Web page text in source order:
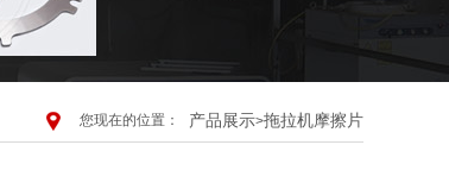
您现在的位置： 产品展示>拖拉机摩擦片